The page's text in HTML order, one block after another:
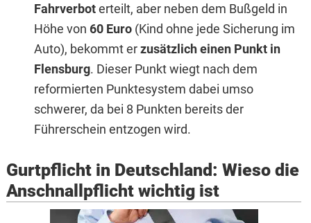
Fahrverboterteilt, aber neben dem Bußgeld in
Höhe von 60 Euro(Kind ohne jede Sicherung im
Auto), bekommt erzusätzlich einen Punkt in
Flensburg. Dieser Punkt wiegt nach dem
reformierten Punktesystem dabei umso
schwerer, da bei 8 Punkten bereits der
Führerschein entzogen wird.
Gurtpflicht in Deutschland: Wieso die
Anschnallpflicht wichtig ist